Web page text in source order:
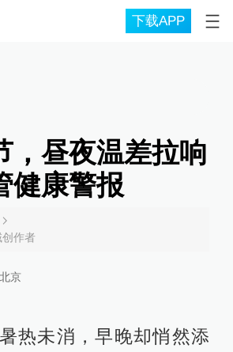
下载APP
，昼夜温差拉响
健康警报
作者
北京
热未消，早晚却悄然添